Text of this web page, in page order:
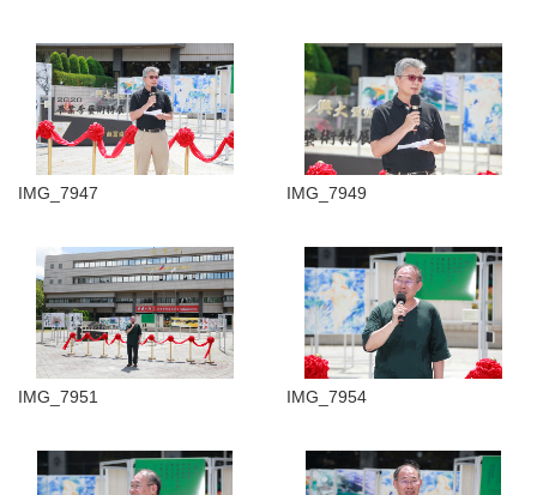
IMG_7947 IMG_7949
IMG_7951 IMG_7954